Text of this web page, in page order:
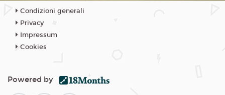
Condizioni generali
Privacy
Impressum
Cookies
Powered by